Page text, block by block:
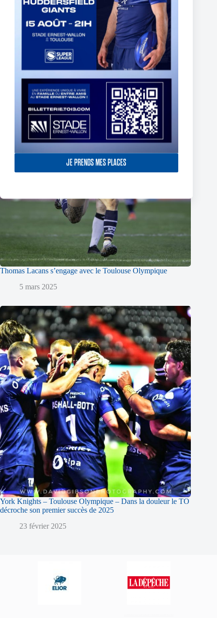
JE PRENDS MES PLACES
Super XIII – Les Olympiens triomphent face à Villeneuve !
19 janvier 2026
Thomas Lacans s’engage avec le Toulouse Olympique
5 mars 2025
York Knights – Toulouse Olympique – Dans la douleur le TO
décroche son premier succès de 2025
23 février 2025